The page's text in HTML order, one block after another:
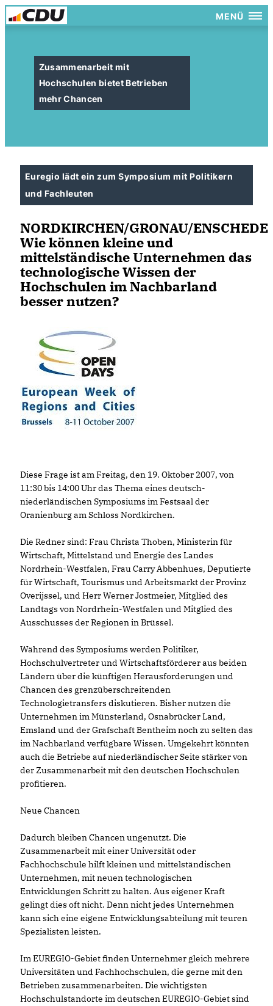
MENÜ
Zusammenarbeit mit
Hochschulen bietet Betrieben
mehr Chancen
Euregio lädt ein zum Symposium mit Politikern
und Fachleuten
NORDKIRCHEN/GRONAU/ENSCHEDE.
Wie können kleine und
mittelständische Unternehmen das
technologische Wissen der
Hochschulen im Nachbarland
besser nutzen?
Diese Frage ist am Freitag, den 19. Oktober 2007, von
11:30 bis 14:00 Uhr das Thema eines deutsch-
niederländischen Symposiums im Festsaal der
Oranienburg am Schloss Nordkirchen.
Die Redner sind: Frau Christa Thoben, Ministerin für
Wirtschaft, Mittelstand und Energie des Landes
Nordrhein-Westfalen, Frau Carry Abbenhues, Deputierte
für Wirtschaft, Tourismus und Arbeitsmarkt der Provinz
Overijssel, und Herr Werner Jostmeier, Mitglied des
Landtags von Nordrhein-Westfalen und Mitglied des
Ausschusses der Regionen in Brüssel.
Während des Symposiums werden Politiker,
Hochschulvertreter und Wirtschaftsförderer aus beiden
Ländern über die künftigen Herausforderungen und
Chancen des grenzüberschreitenden
Technologietransfers diskutieren. Bisher nutzen die
Unternehmen im Münsterland, Osnabrücker Land,
Emsland und der Grafschaft Bentheim noch zu selten das
im Nachbarland verfügbare Wissen. Umgekehrt könnten
auch die Betriebe auf niederländischer Seite stärker von
der Zusammenarbeit mit den deutschen Hochschulen
profitieren.
Neue Chancen
Dadurch bleiben Chancen ungenutzt. Die
Zusammenarbeit mit einer Universität oder
Fachhochschule hilft kleinen und mittelständischen
Unternehmen, mit neuen technologischen
Entwicklungen Schritt zu halten. Aus eigener Kraft
gelingt dies oft nicht. Denn nicht jedes Unternehmen
kann sich eine eigene Entwicklungsabteilung mit teuren
Spezialisten leisten.
Im EUREGIO-Gebiet finden Unternehmer gleich mehrere
Universitäten und Fachhochschulen, die gerne mit den
Betrieben zusammenarbeiten. Die wichtigsten
Hochschulstandorte im deutschen EUREGIO-Gebiet sind